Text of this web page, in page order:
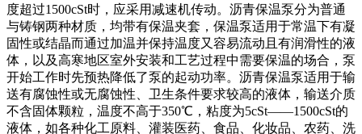
度超过1500cSt时，应采用减速机传动。沥青保温泵分为普通
与铸钢两种材质，均带有保温夹套，保温泵适用于常温下有凝
固性或结晶而通过加温并保持温度又容易流动且有润滑性的液
体，以及高寒地区室外安装和工艺过程中需要保温的场合，泵
开始工作时先预热降低了泵的起动功率。沥青保温泵适用于输
送有腐蚀性或无腐蚀性、卫生条件要求较高的液体，输送介质
不含固体颗粒，温度不高于350℃，粘度为5cSt——1500cSt的
液体，如各种化工原料、灌装医药、食品、化妆品、农药、洗